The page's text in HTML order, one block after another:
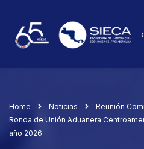
Home Noticias
Reunión
Ronda de Unión Aduanera
año 2026